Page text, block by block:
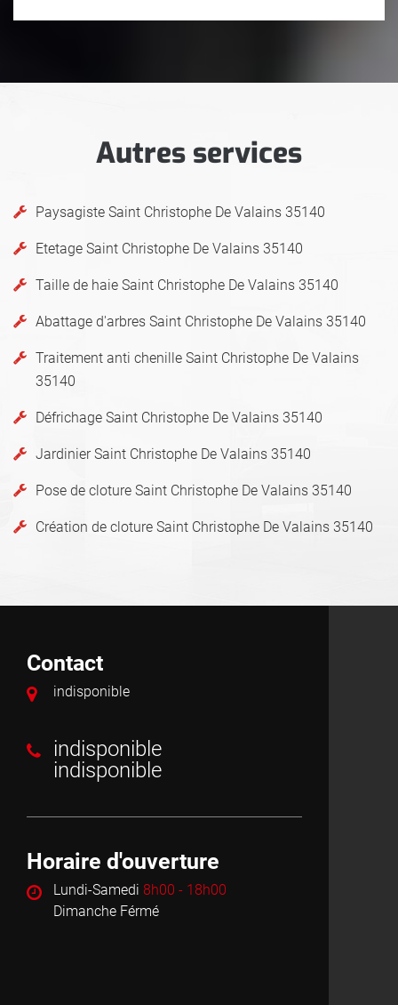
Autres services
Paysagiste Saint Christophe De Valains 35140
Etetage Saint Christophe De Valains 35140
Taille de haie Saint Christophe De Valains 35140
Abattage d'arbres Saint Christophe De Valains 35140
Traitement anti chenille Saint Christophe De Valains
35140
Défrichage Saint Christophe De Valains 35140
Jardinier Saint Christophe De Valains 35140
Pose de cloture Saint Christophe De Valains 35140
Création de cloture Saint Christophe De Valains 35140
Contact
indisponible
indisponible
indisponible
Horaire d'ouverture
Lundi-Samedi 8h00 - 18h00
Dimanche Férmé